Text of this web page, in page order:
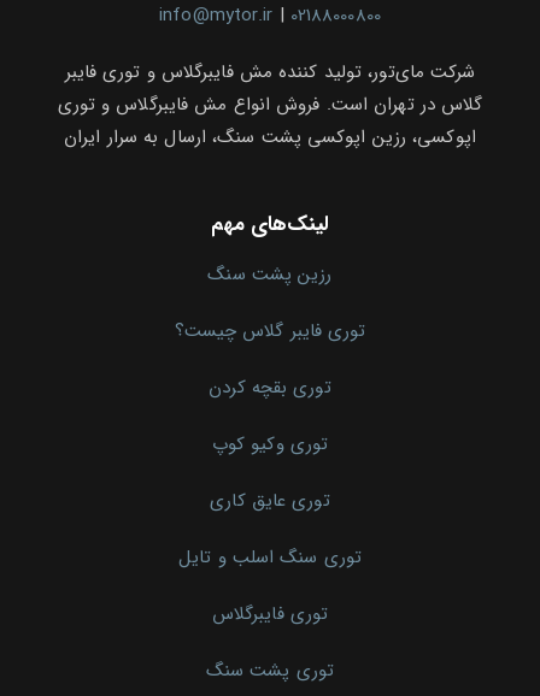
info@mytor.ir | 02188000800
شرکت مای‌تور، تولید کننده مش فایبرگلاس و توری فایبر
گلاس در تهران است. فروش انواع مش فایبرگلاس و توری
اپوکسی، رزین اپوکسی پشت سنگ، ارسال به سرار ایران
لینک‌های مهم
رزین پشت سنگ
توری فایبر گلاس چیست؟
توری بقچه کردن
توری وکیو کوپ
توری عایق کاری
توری سنگ اسلب و تایل
توری فایبرگلاس
توری پشت سنگ